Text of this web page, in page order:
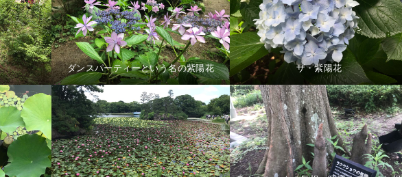
ダンスパーティーという名の紫陽花 ザ・紫陽花